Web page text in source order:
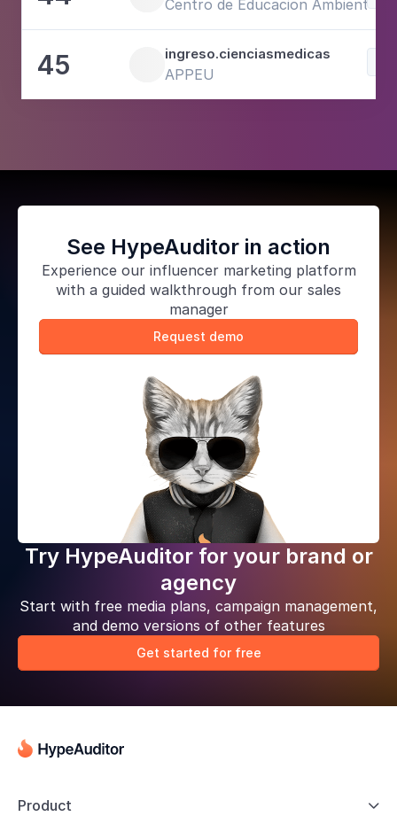
Centro de Educacion Ambiental
45 ingreso.cienciasmedicas
APPEU
See HypeAuditor in action
Experience our influencer marketing platform
with a guided walkthrough from our sales
manager
Request demo
Try HypeAuditor for your brand or
agency
Start with free media plans, campaign management,
and demo versions of other features
Get started for free
Product 